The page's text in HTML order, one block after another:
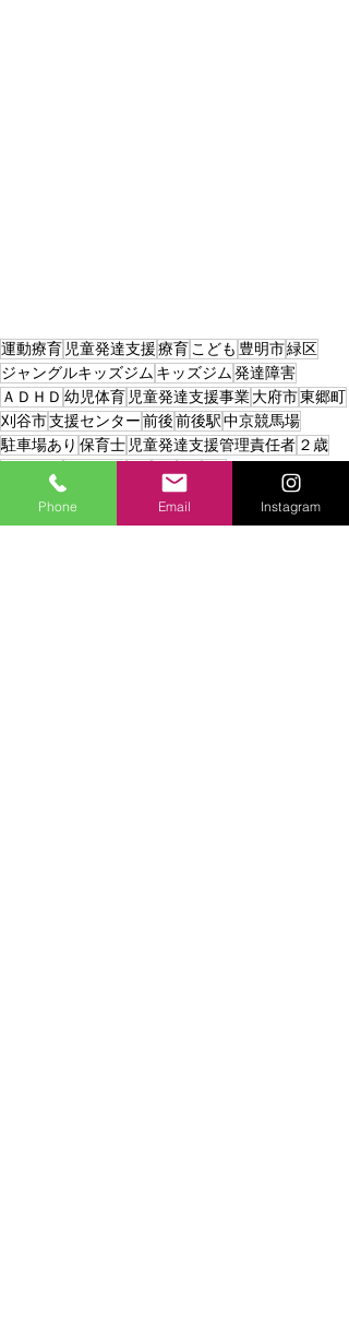
運動療育 児童発達支援 療育 こども 豊明市緑区
ジャングルキッズジム キッズジム 発達障害
ＡＤＨＤ 幼児体育 児童発達支援事業 大府市東郷町
刈谷市支援センター 前後 前後駅 中京競馬場
駐車場あり 保育士 児童発達支援管理責任者 ２歳
Phone Email Instagram